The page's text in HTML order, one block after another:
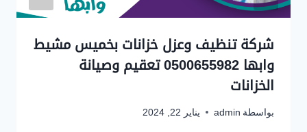
شركة تنظيف وعزل خزانات بخميس مشيط
وابها 0500655982 تعقيم وصيانة
الخزانات
بواسطة admin يناير 22, 2024